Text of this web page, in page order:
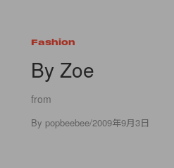
Fashion
By Zoe
from
By popbeebee/2009年9月3日